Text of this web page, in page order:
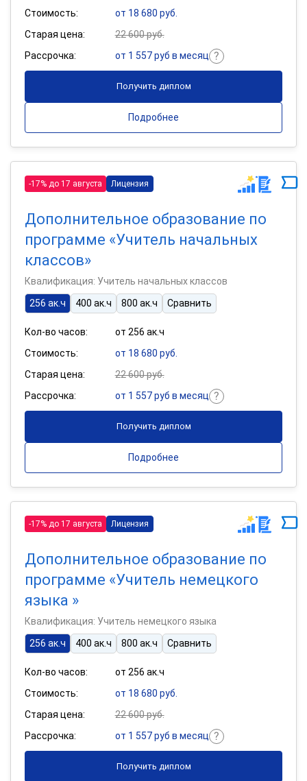
Стоимость:
от 18 680 руб.
Старая цена:
22 600 руб.
Рассрочка:
от 1 557 руб в месяц
Получить диплом
Подробнее
-17% до 17 августа Лицензия
Дополнительное образование по
программе «Учитель начальных
классов»
Квалификация: Учитель начальных классов
256 ак.ч
400 ак.ч 800 ак.ч Сравнить
Кол-во часов:
от 256 ак.ч
Стоимость:
от 18 680 руб.
Старая цена:
22 600 руб.
Рассрочка:
от 1 557 руб в месяц
Получить диплом
Подробнее
-17% до 17 августа Лицензия
Дополнительное образование по
программе «Учитель немецкого
языка »
Квалификация: Учитель немецкого языка
256 ак.ч
400 ак.ч 800 ак.ч Сравнить
Кол-во часов:
от 256 ак.ч
Стоимость:
от 18 680 руб.
Старая цена:
22 600 руб.
Рассрочка:
от 1 557 руб в месяц
Получить диплом